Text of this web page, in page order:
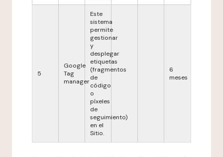
5
Google
Tag
manager
Este
sistema
permite
gestionar
y
desplegar
etiquetas
(fragmentos
de
código
o
píxeles
de
seguimiento)
en el
Sitio.
6
meses